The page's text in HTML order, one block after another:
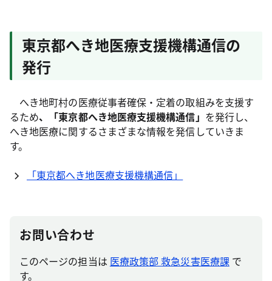
東京都へき地医療支援機構通信の
発行
へき地町村の医療従事者確保・定着の取組みを支援す
るため、「東京都へき地医療支援機構通信」 を発行し、
へき地医療に関するさまざまな情報を発信していきま
す。
「東京都へき地医療支援機構通信」
お問い合わせ
このページの担当は 医療政策部 救急災害医療課で
す。